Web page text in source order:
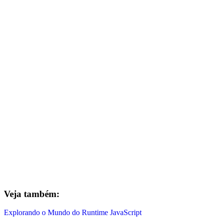
Veja também:
Explorando o Mundo do Runtime JavaScript